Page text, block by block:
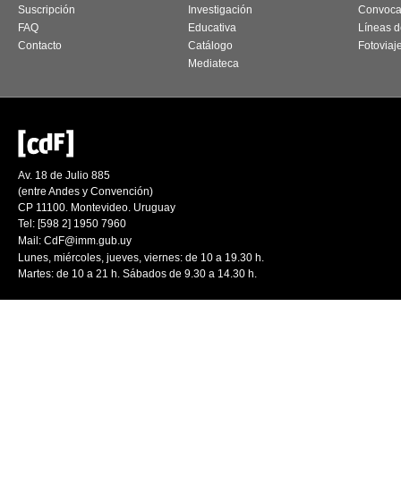
Suscripción
FAQ
Contacto
Investigación
Educativa
Catálogo
Mediateca
Líneas
Av. 18 de Julio 885
(entre Andes y Convención)
CP 11100. Montevideo. Uruguay
Tel: [598 2] 1950 7960
Mail: CdF@imm.gub.uy
Lunes, miércoles, jueves, viernes: de 10 a 19.30 h.
Martes: de 10 a 21 h. Sábados de 9.30 a 14.30 h.